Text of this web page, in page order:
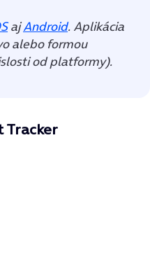
ajAndroid. Aplikácia
alebo formou
od platformy).
Tracker